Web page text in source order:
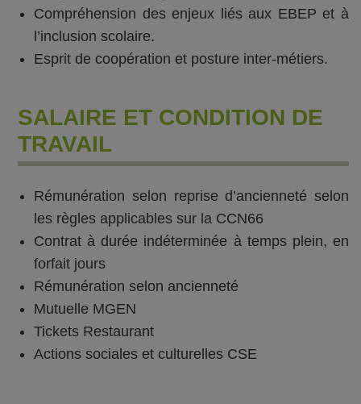
Compréhension des enjeux liés aux EBEP et à
l’inclusion scolaire.
Esprit de coopération et posture inter-métiers.
SALAIRE ET CONDITION DE
TRAVAIL
Rémunération selon reprise d’ancienneté selon
les règles applicables sur la CCN66
Contrat à durée indéterminée à temps plein, en
forfait jours
Rémunération selon ancienneté
Mutuelle MGEN
Tickets Restaurant
Actions sociales et culturelles CSE